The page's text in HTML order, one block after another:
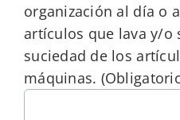
organización al día o
artículos que lava y/o
suciedad de los
máquinas.